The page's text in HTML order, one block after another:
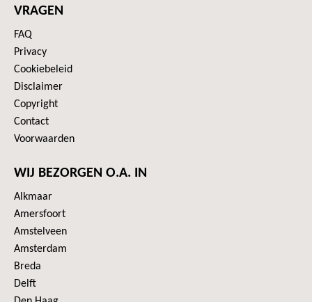
VRAGEN
FAQ
Privacy
Cookiebeleid
Disclaimer
Copyright
Contact
Voorwaarden
WIJ BEZORGEN O.A. IN
Alkmaar
Amersfoort
Amstelveen
Amsterdam
Breda
Delft